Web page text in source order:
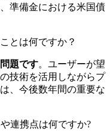
準備金における米国債
とは何ですか？
題です。ユーザーが望
技術を活用しながらプ
、今後数年間の重要な
連携点は何ですか?